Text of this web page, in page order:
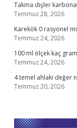
Takma dişler
Temmuz 28, 2026
Karekök 0 rasyonel
Temmuz 24, 2026
100 ml ölçek kaç
Temmuz 24, 2026
4 temel ahlaki değer
Temmuz 20, 2026